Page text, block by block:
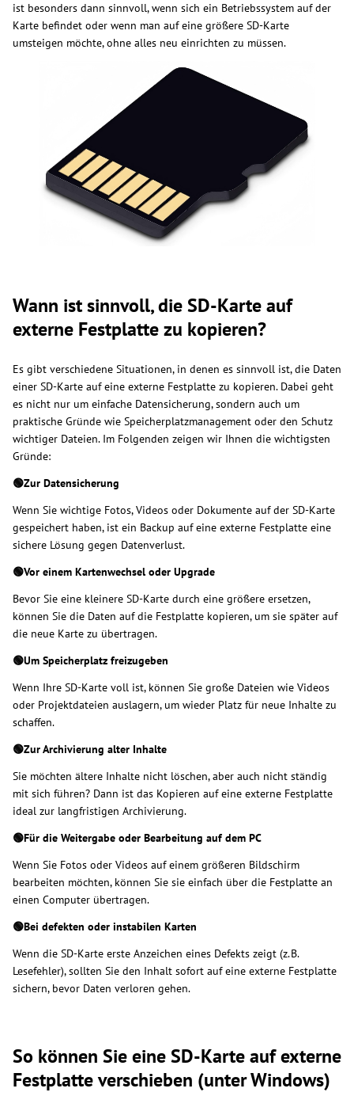
ist besonders dann sinnvoll, wenn sich ein Betriebssystem auf der
Karte befindet oder wenn man auf eine größere SD-Karte
umsteigen möchte, ohne alles neu einrichten zu müssen.
Wann ist sinnvoll, die SD-Karte auf
externe Festplatte zu kopieren?
Es gibt verschiedene Situationen, in denen es sinnvoll ist, die Daten
einer SD-Karte auf eine externe Festplatte zu kopieren. Dabei geht
es nicht nur um einfache Datensicherung, sondern auch um
praktische Gründe wie Speicherplatzmanagement oder den Schutz
wichtiger Dateien. Im Folgenden zeigen wir Ihnen die wichtigsten
Gründe:
🟢Zur Datensicherung
Wenn Sie wichtige Fotos, Videos oder Dokumente auf der SD-Karte
gespeichert haben, ist ein Backup auf eine externe Festplatte eine
sichere Lösung gegen Datenverlust.
🟢Vor einem Kartenwechsel oder Upgrade
Bevor Sie eine kleinere SD-Karte durch eine größere ersetzen,
können Sie die Daten auf die Festplatte kopieren, um sie später auf
die neue Karte zu übertragen.
🟢Um Speicherplatz freizugeben
Wenn Ihre SD-Karte voll ist, können Sie große Dateien wie Videos
oder Projektdateien auslagern, um wieder Platz für neue Inhalte zu
schaffen.
🟢Zur Archivierung alter Inhalte
Sie möchten ältere Inhalte nicht löschen, aber auch nicht ständig
mit sich führen? Dann ist das Kopieren auf eine externe Festplatte
ideal zur langfristigen Archivierung.
🟢Für die Weitergabe oder Bearbeitung auf dem PC
Wenn Sie Fotos oder Videos auf einem größeren Bildschirm
bearbeiten möchten, können Sie sie einfach über die Festplatte an
einen Computer übertragen.
🟢Bei defekten oder instabilen Karten
Wenn die SD-Karte erste Anzeichen eines Defekts zeigt (z. B.
Lesefehler), sollten Sie den Inhalt sofort auf eine externe Festplatte
sichern, bevor Daten verloren gehen.
So können Sie eine SD-Karte auf externe
Festplatte verschieben (unter Windows)